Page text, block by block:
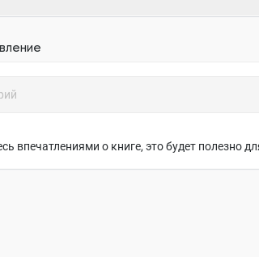
впечатлениями о книге, это будет полезно